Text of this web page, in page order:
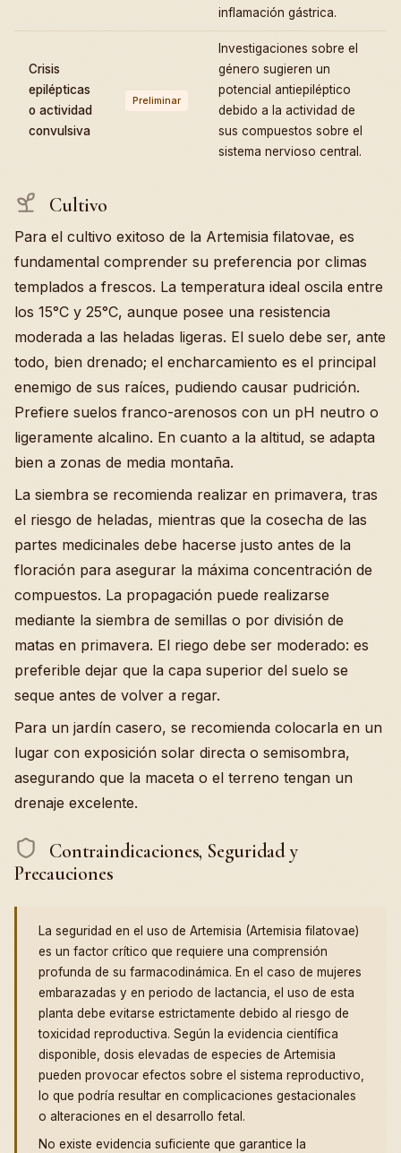
inflamación gástrica.
Crisis
epilépticas
o actividad
convulsiva
Preliminar
Investigaciones sobre el
género sugieren un
potencial antiepiléptico
debido a la actividad de
sus compuestos sobre el
sistema nervioso central.
Cultivo
Para el cultivo exitoso de la Artemisia filatovae, es
fundamental comprender su preferencia por climas
templados a frescos. La temperatura ideal oscila entre
los 15°C y 25°C, aunque posee una resistencia
moderada a las heladas ligeras. El suelo debe ser, ante
todo, bien drenado; el encharcamiento es el principal
enemigo de sus raíces, pudiendo causar pudrición.
Prefiere suelos franco-arenosos con un pH neutro o
ligeramente alcalino. En cuanto a la altitud, se adapta
bien a zonas de media montaña.
La siembra se recomienda realizar en primavera, tras
el riesgo de heladas, mientras que la cosecha de las
partes medicinales debe hacerse justo antes de la
floración para asegurar la máxima concentración de
compuestos. La propagación puede realizarse
mediante la siembra de semillas o por división de
matas en primavera. El riego debe ser moderado: es
preferible dejar que la capa superior del suelo se
seque antes de volver a regar.
Para un jardín casero, se recomienda colocarla en un
lugar con exposición solar directa o semisombra,
asegurando que la maceta o el terreno tengan un
drenaje excelente.
Contraindicaciones, Seguridad y
Precauciones
La seguridad en el uso de Artemisia (Artemisia filatovae)
es un factor crítico que requiere una comprensión
profunda de su farmacodinámica. En el caso de mujeres
embarazadas y en periodo de lactancia, el uso de esta
planta debe evitarse estrictamente debido al riesgo de
toxicidad reproductiva. Según la evidencia científica
disponible, dosis elevadas de especies de Artemisia
pueden provocar efectos sobre el sistema reproductivo,
lo que podría resultar en complicaciones gestacionales
o alteraciones en el desarrollo fetal.
No existe evidencia suficiente que garantice la